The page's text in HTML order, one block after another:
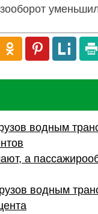
водным
а
водным